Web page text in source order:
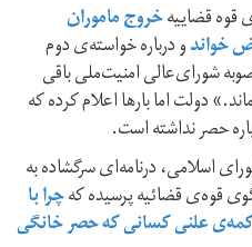
قضاییهخروج ماموران
خواندو درباره خواسته‌ی دوم
شورای‌عالی امنیت‌ملی باقی
دولت اما بارها اعلام کرده که
حصر نداشته است.
اسلامی، درنامه‌ای سرگشاده به
قوه‌ی قضائیه پرسیده کهچرا با
علنی کسانی که حصر خانگی